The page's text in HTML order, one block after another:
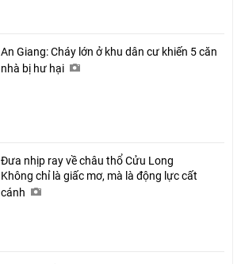
An Giang: Cháy lớn ở khu dân cư khiến 5 căn
nhà bị hư hại
Đưa nhịp ray về châu thổ Cửu Long
Không chỉ là giấc mơ, mà là động lực cất
cánh